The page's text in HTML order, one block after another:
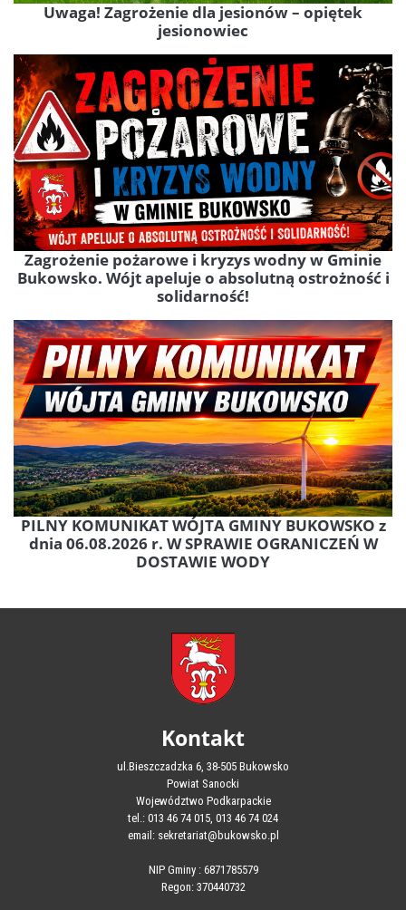
Uwaga! Zagrożenie dla jesionów – opiętek
jesionowiec
Zagrożenie pożarowe i kryzys wodny w Gminie
Bukowsko. Wójt apeluje o absolutną ostrożność i
solidarność!
PILNY KOMUNIKAT WÓJTA GMINY BUKOWSKO z
dnia 06.08.2026 r. W SPRAWIE OGRANICZEŃ W
DOSTAWIE WODY
Kontakt
ul.Bieszczadzka 6, 38-505 Bukowsko
Powiat Sanocki
Województwo Podkarpackie
tel.: 013 46 74 015, 013 46 74 024
email: sekretariat@bukowsko.pl
NIP Gminy : 6871785579
Regon: 370440732